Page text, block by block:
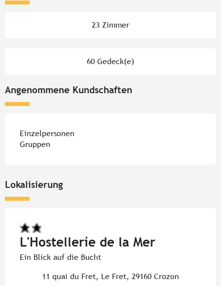
23 Zimmer
60 Gedeck(e)
Angenommene Kundschaften
Einzelpersonen
Gruppen
Lokalisierung
L'Hostellerie de la Mer
Ein Blick auf die Bucht
11 quai du Fret, Le Fret, 29160 Crozon